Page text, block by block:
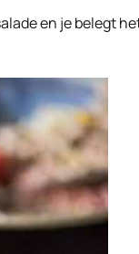
en je belegt